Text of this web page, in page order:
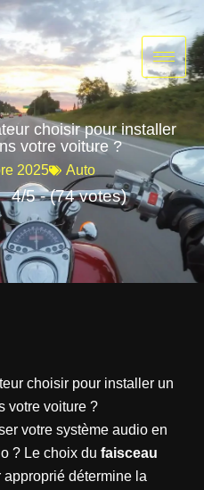
choisir pour installer
votre voiture ?
2025 Auto
4/5 - (74 votes)
votre système audio en
? Le choix du faisceau
approprié détermine la